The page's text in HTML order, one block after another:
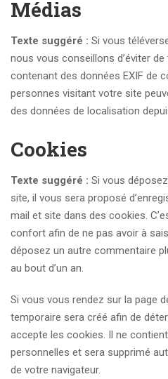
Médias
Texte suggéré : Si vous
nous vous conseillons d’éviter
contenant des données EXIF de
personnes visitant votre site
des données de localisation
Cookies
Texte suggéré : Si vous
site, il vous sera proposé
mail et site dans des cookies.
confort afin de ne pas avoir à
déposez un autre commentaire
au bout d’un an.
Si vous vous rendez sur la page
temporaire sera créé afin de
accepte les cookies. Il ne
personnelles et sera supprimé
de votre navigateur.